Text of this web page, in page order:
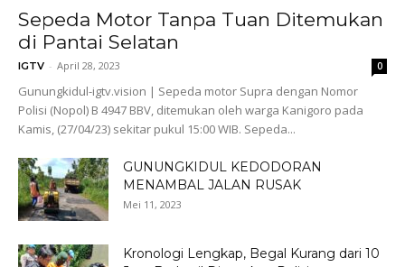
Sepeda Motor Tanpa Tuan Ditemukan
di Pantai Selatan
IGTV - April 28, 2023 0
Gunungkidul-igtv.vision | Sepeda motor Supra dengan Nomor
Polisi (Nopol) B 4947 BBV, ditemukan oleh warga Kanigoro pada
Kamis, (27/04/23) sekitar pukul 15:00 WIB. Sepeda...
GUNUNGKIDUL KEDODORAN
MENAMBAL JALAN RUSAK
Mei 11, 2023
Kronologi Lengkap, Begal Kurang dari 10